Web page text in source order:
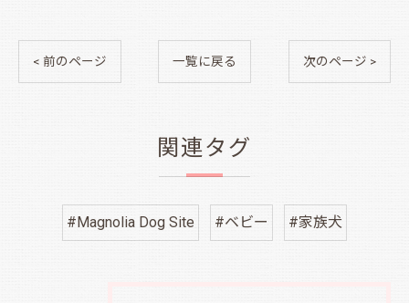
< 前のページ 一覧に戻る 次のページ >
関連タグ
#Magnolia Dog Site #ベビー #家族犬